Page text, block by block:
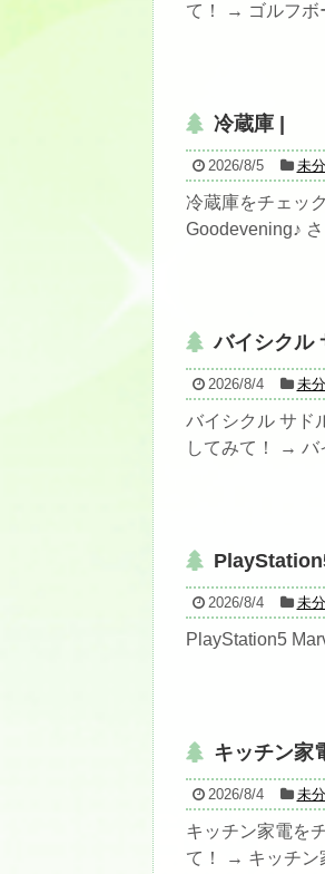
て！ → ゴルフボ
冷蔵庫 |
2026/8/5 未
冷蔵庫をチェッ
Goodevening♪
バイシクル
2026/8/4 未
バイシクル サド
してみて！ → バ
2026/8/4 未
PlayStation5
キッチン家
2026/8/4 未
キッチン家電を
て！ → キッチン